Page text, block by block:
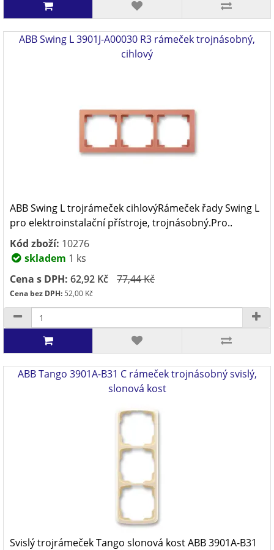
ABB Swing L 3901J-A00030 R3 rámeček trojnásobný,
cihlový
ABB Swing L trojrámeček cihlovýRámeček řady Swing L
pro elektroinstalační přístroje, trojnásobný.Pro..
Kód zboží: 10276
skladem 1 ks
Cena s DPH: 62,92 Kč 77,44 Kč
Cena bez DPH:52,00 Kč
ABB Tango 3901A-B31 C rámeček trojnásobný svislý,
slonová kost
Svislý trojrámeček Tango slonová kost ABB 3901A-B31